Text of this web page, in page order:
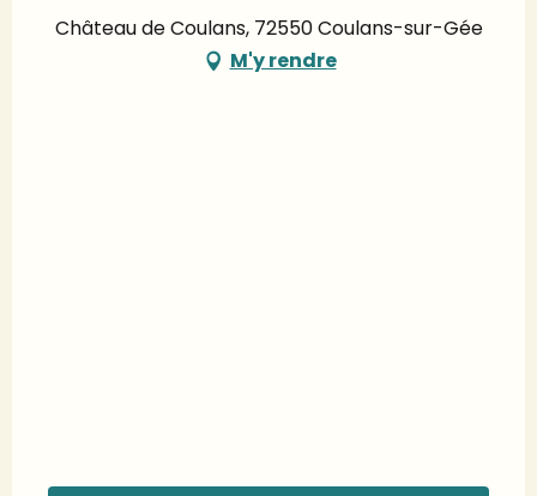
Château de Coulans, 72550 Coulans-sur-Gée
M'y rendre